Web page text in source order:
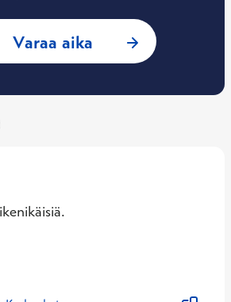
Varaa aika : Anu Kukkonen,